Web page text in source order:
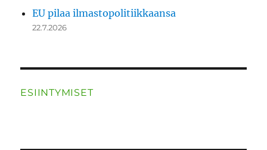
EU pilaa ilmastopolitiikkaansa
22.7.2026
ESIINTYMISET